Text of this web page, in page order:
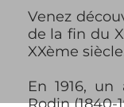
Venez
de la fin du
XXème
En 1916,